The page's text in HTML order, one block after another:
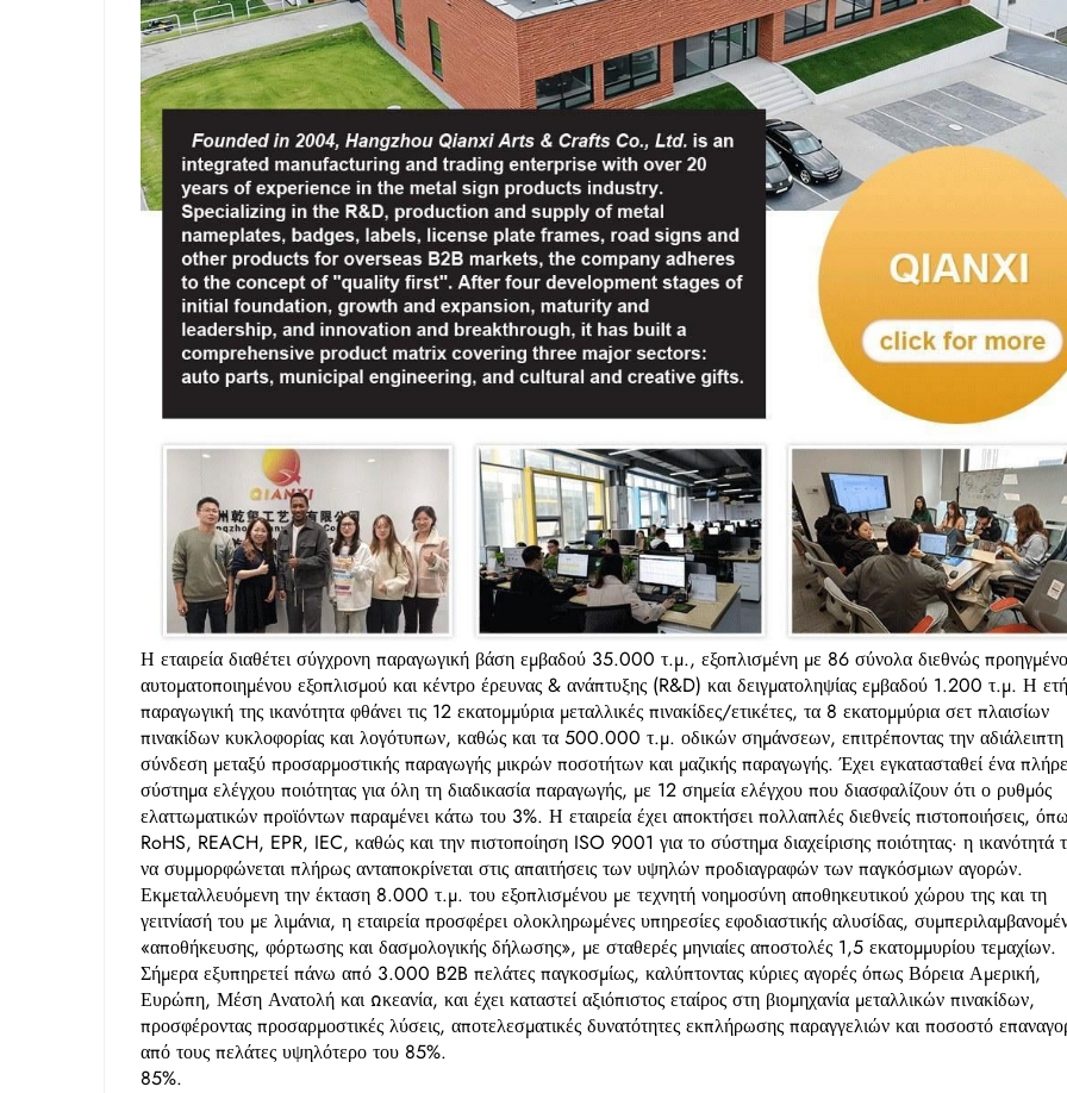
Η εταιρεία διαθέτει σύγχρονη παραγωγική βάση εμβαδού 35.000 τ.μ., εξοπλισμένη με 86 σύνολα διεθνώς
αυτοματοποιημένου εξοπλισμού και κέντρο έρευνας & ανάπτυξης (R&D) και δειγματοληψίας εμβαδού 1.200 τ.μ. Η
παραγωγική της ικανότητα φθάνει τις 12 εκατομμύρια μεταλλικές πινακίδες/ετικέτες, τα 8 εκατομμύρια σετ πλαισίων
πινακίδων κυκλοφορίας και λογότυπων, καθώς και τα 500.000 τ.μ. οδικών σημάνσεων, επιτρέποντας την αδιάλειπτη
σύνδεση μεταξύ προσαρμοστικής παραγωγής μικρών ποσοτήτων και μαζικής παραγωγής. Έχει εγκατασταθεί ένα
σύστημα ελέγχου ποιότητας για όλη τη διαδικασία παραγωγής, με 12 σημεία ελέγχου που διασφαλίζουν ότι ο ρυθμός
ελαττωματικών προϊόντων παραμένει κάτω του 3%. Η εταιρεία έχει αποκτήσει πολλαπλές διεθνείς πιστοποιήσεις,
RoHS, REACH, EPR, IEC, καθώς και την πιστοποίηση ISO 9001 για το σύστημα διαχείρισης ποιότητας· η ικανότητά
να συμμορφώνεται πλήρως ανταποκρίνεται στις απαιτήσεις των υψηλών προδιαγραφών των παγκόσμιων αγορών.
Εκμεταλλευόμενη την έκταση 8.000 τ.μ. του εξοπλισμένου με τεχνητή νοημοσύνη αποθηκευτικού χώρου της και τη
γειτνίασή του με λιμάνια, η εταιρεία προσφέρει ολοκληρωμένες υπηρεσίες εφοδιαστικής αλυσίδας,
«αποθήκευσης, φόρτωσης και δασμολογικής δήλωσης», με σταθερές μηνιαίες αποστολές 1,5 εκατομμυρίου τεμαχίων.
Σήμερα εξυπηρετεί πάνω από 3.000 B2B πελάτες παγκοσμίως, καλύπτοντας κύριες αγορές όπως Βόρεια Αμερική,
Ευρώπη, Μέση Ανατολή και Ωκεανία, και έχει καταστεί αξιόπιστος εταίρος στη βιομηχανία μεταλλικών πινακίδων,
προσφέροντας προσαρμοστικές λύσεις, αποτελεσματικές δυνατότητες εκπλήρωσης παραγγελιών και ποσοστό
από τους πελάτες υψηλότερο του 85%.
85%.